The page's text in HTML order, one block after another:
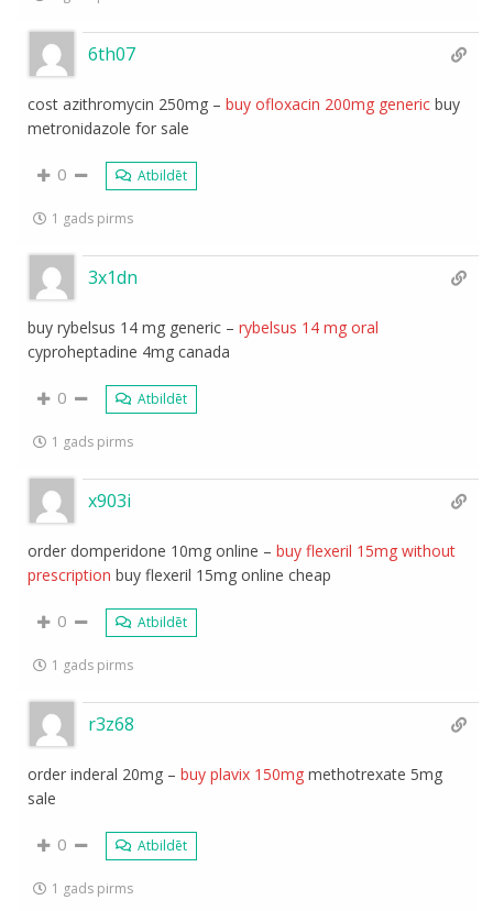
6th07
cost azithromycin 250mg –buy ofloxacin 200mg generic buy
metronidazole for sale
0 Atbildēt
1 gads pirms
3x1dn
buy rybelsus 14 mg generic –rybelsus 14 mg oral
cyproheptadine 4mg canada
0 Atbildēt
1 gads pirms
x903i
order domperidone 10mg online –buy flexeril 15mg without
prescription buy flexeril 15mg online cheap
0 Atbildēt
1 gads pirms
r3z68
order inderal 20mg –buy plavix 150mg methotrexate 5mg
sale
0 Atbildēt
1 gads pirms